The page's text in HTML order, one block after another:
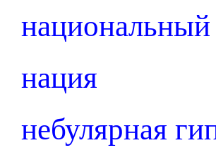
национальный
нация
небулярная